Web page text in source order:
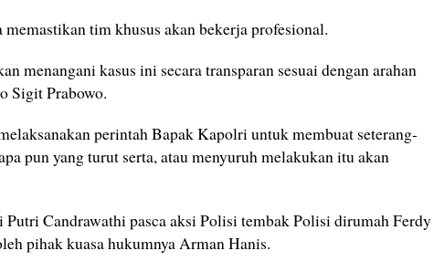
tim khusus akan bekerja profesional.
menangani kasus ini secara transparan sesuai dengan arahan
Sigit Prabowo.
perintah Bapak Kapolri untuk membuat seterang-
pun yang turut serta, atau menyuruh melakukan itu akan
Putri Candrawathi pasca aksi Polisi tembak Polisi dirumah Ferdy
pihak kuasa hukumnya Arman Hanis.